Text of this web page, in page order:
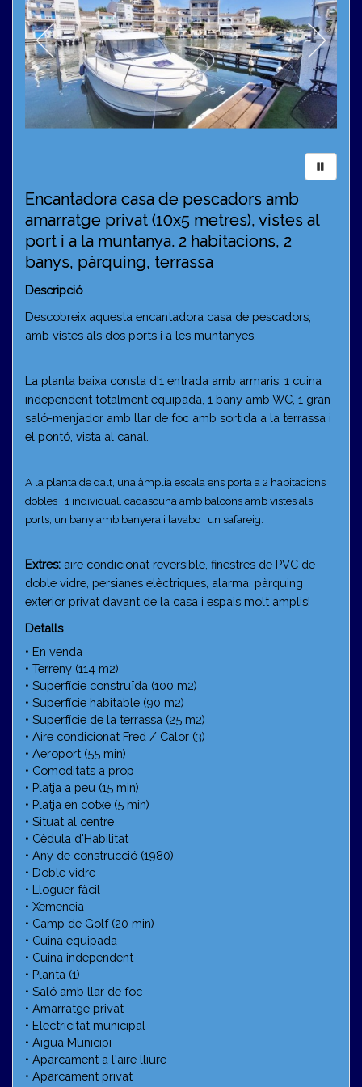
Encantadora casa de pescadors amb
amarratge privat (10x5 metres), vistes al
port i a la muntanya. 2 habitacions, 2
banys, pàrquing, terrassa
Descripció
Descobreix aquesta encantadora casa de pescadors,
amb vistes als dos ports i a les muntanyes.
La planta baixa consta d'1 entrada amb armaris, 1 cuina
independent totalment equipada, 1 bany amb WC, 1 gran
saló-menjador amb llar de foc amb sortida a la terrassa i
el pontó, vista al canal.
A la planta de dalt, una àmplia escala ens porta a 2 habitacions
dobles i 1 individual, cadascuna amb balcons amb vistes als
ports, un bany amb banyera i lavabo i un safareig.
Extres: aire condicionat reversible, finestres de PVC de
doble vidre, persianes elèctriques, alarma, pàrquing
exterior privat davant de la casa i espais molt amplis!
Detalls
• En venda
• Terreny (114 m2)
• Superfície construïda (100 m2)
• Superfície habitable (90 m2)
• Superfície de la terrassa (25 m2)
• Aire condicionat Fred / Calor (3)
• Aeroport (55 min)
• Comoditats a prop
• Platja a peu (15 min)
• Platja en cotxe (5 min)
• Situat al centre
• Cèdula d'Habilitat
• Any de construcció (1980)
• Doble vidre
• Lloguer fàcil
• Xemeneia
• Camp de Golf (20 min)
• Cuina equipada
• Cuina independent
• Planta (1)
• Saló amb llar de foc
• Amarratge privat
• Electricitat municipal
• Aigua Municipi
• Aparcament a l'aire lliure
• Aparcament privat